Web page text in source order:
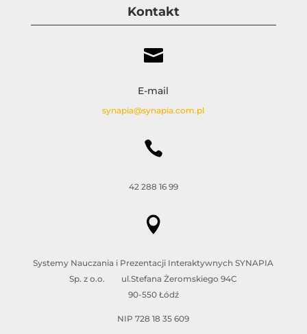
Kontakt

E-mail
synapia@synapia.com.pl

42 288 16 99

Systemy Nauczania i Prezentacji Interaktywnych SYNAPIA
Sp. z o.o. ul.Stefana Żeromskiego 94C
90-550 Łódź
NIP 728 18 35 609